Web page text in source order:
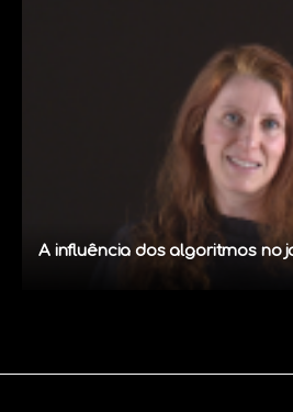
A influência dos algoritmos no